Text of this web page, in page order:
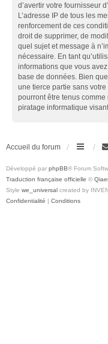
d’avertir votre fournisseur
L’adresse IP de tous les
renforcement de ces
droit de supprimer, de
quel sujet et message à
nécessaire. En tant
informations que vous
base de données. Bien
une tierce partie sans
pourront être tenus
piratage informatique
Accueil du forum
Développé par phpBB® Forum
Traduction française officielle ©
Style we_universal created by
Confidentialité | Conditions